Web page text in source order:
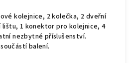
kolejnice, 2 kolečka, 2 dveřní
lištu, 1 konektor pro kolejnice, 4
nezbytné příslušenství.
balení.